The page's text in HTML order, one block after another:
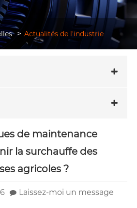
Actualités de l'industrie
de maintenance
la surchauffe des
agricoles ?
Laissez-moi un message